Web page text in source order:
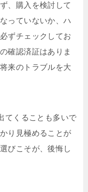
、購入を検討して
っていないか、ハ
ずチェックしてお
確認済証はありま
来のトラブルを大
てくることも多いで
り見極めることが
びこそが、後悔し